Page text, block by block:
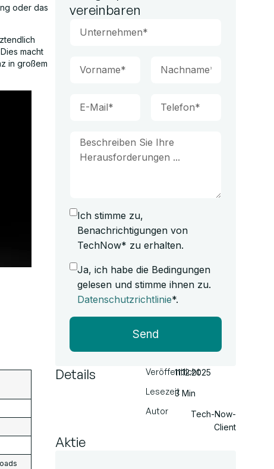
oder das
macht
in großem
vereinbaren
Ich stimme zu,
Benachrichtigungen von
TechNow* zu erhalten.
Ja, ich habe die Bedingungen
gelesen und stimme ihnen zu.
Datenschutzrichtlinie*.
Send
Details
Veröffentlicht
Lesezeit
Autor
11.12.2025
3 Min
Tech-Now-
Client
Aktie